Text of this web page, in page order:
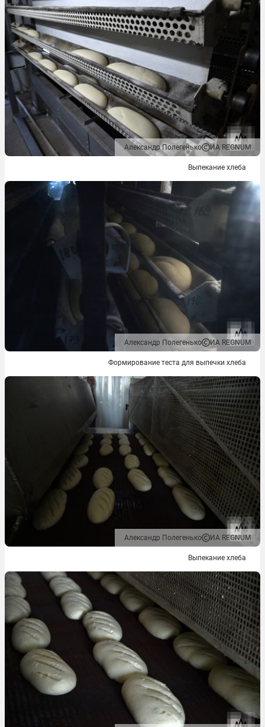
Александр Полегенько ИА REGNUM
Выпекание хлеба
Александр Полегенько ИА REGNUM
Формирование теста для выпечки хлеба
Александр Полегенько ИА REGNUM
Выпекание хлеба